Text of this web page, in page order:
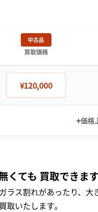
中古品
買取価格
¥120,000
+価格
くても 買取できます
ス割れがあったり、大
取いたします｡